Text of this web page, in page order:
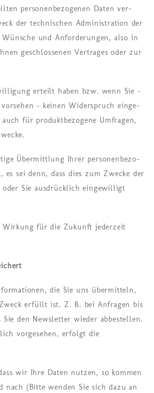
per­so­nen­be­zo­ge­nen Daten ver­
der tech­ni­schen Ad­mi­nis­tra­ti­on der
und An­for­de­run­gen, also in
ge­schlos­se­nen Ver­tra­ges oder zur
er­teilt haben bzw. wenn Sie –
– kei­nen Wi­der­spruch ein­ge­
für pro­dukt­be­zo­ge­ne Um­fra­gen,
Über­mitt­lung Ihrer per­so­nen­be­zo­
sei denn, dass dies zum Zwe­cke der
Sie aus­drück­lich ein­ge­wil­ligt
für die Zukunft jederzeit
die Sie uns übermitteln,
erfüllt ist. Z. B. bei Anfragen bis
den Newsletter wieder abbestellen.
vorgesehen, erfolgt die
wir Ihre Daten nutzen, so kommen
(Bitte wenden Sie sich dazu an